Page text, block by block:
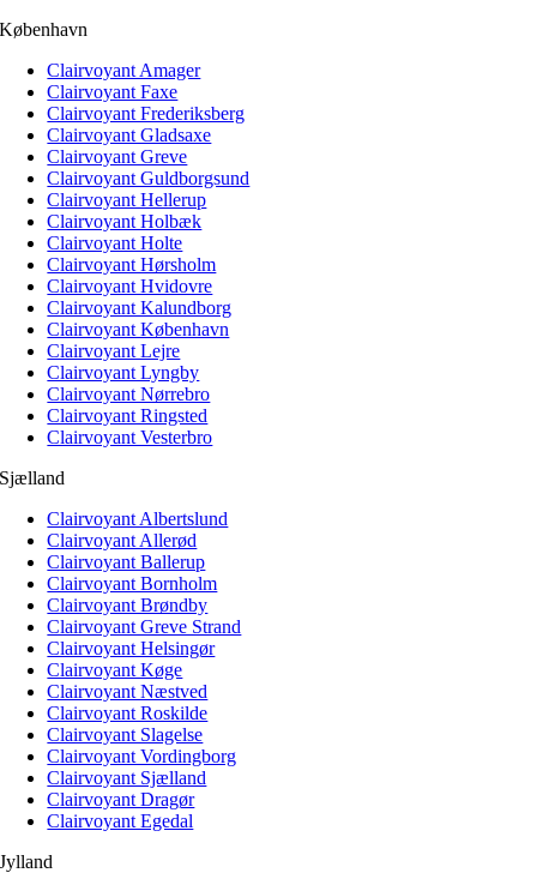
København
Clairvoyant Amager
Clairvoyant Faxe
Clairvoyant Frederiksberg
Clairvoyant Gladsaxe
Clairvoyant Greve
Clairvoyant Guldborgsund
Clairvoyant Hellerup
Clairvoyant Holbæk
Clairvoyant Holte
Clairvoyant Hørsholm
Clairvoyant Hvidovre
Clairvoyant Kalundborg
Clairvoyant København
Clairvoyant Lejre
Clairvoyant Lyngby
Clairvoyant Nørrebro
Clairvoyant Ringsted
Clairvoyant Vesterbro
Sjælland
Clairvoyant Albertslund
Clairvoyant Allerød
Clairvoyant Ballerup
Clairvoyant Bornholm
Clairvoyant Brøndby
Clairvoyant Greve Strand
Clairvoyant Helsingør
Clairvoyant Køge
Clairvoyant Næstved
Clairvoyant Roskilde
Clairvoyant Slagelse
Clairvoyant Vordingborg
Clairvoyant Sjælland
Clairvoyant Dragør
Clairvoyant Egedal
Jylland